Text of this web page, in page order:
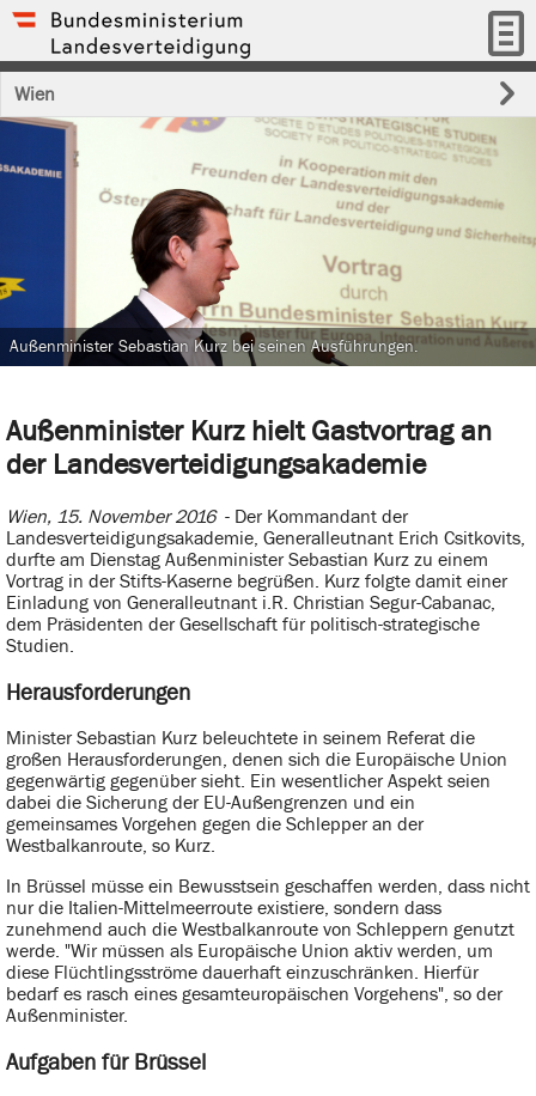
Wien
Außenminister Kurz hielt Gastvortrag an
der Landesverteidigungsakademie
Wien, 15. November 2016 - Der Kommandant der
Landesverteidigungsakademie, Generalleutnant Erich Csitkovits,
durfte am Dienstag Außenminister Sebastian Kurz zu einem
Vortrag in der Stifts-Kaserne begrüßen. Kurz folgte damit einer
Einladung von Generalleutnant i.R. Christian Segur-Cabanac,
dem Präsidenten der Gesellschaft für politisch-strategische
Studien.
Herausforderungen
Minister Sebastian Kurz beleuchtete in seinem Referat die
großen Herausforderungen, denen sich die Europäische Union
gegenwärtig gegenüber sieht. Ein wesentlicher Aspekt seien
dabei die Sicherung der EU-Außengrenzen und ein
gemeinsames Vorgehen gegen die Schlepper an der
Westbalkanroute, so Kurz.
In Brüssel müsse ein Bewusstsein geschaffen werden, dass nicht
nur die Italien-Mittelmeerroute existiere, sondern dass
zunehmend auch die Westbalkanroute von Schleppern genutzt
werde. "Wir müssen als Europäische Union aktiv werden, um
diese Flüchtlingsströme dauerhaft einzuschränken. Hierfür
bedarf es rasch eines gesamteuropäischen Vorgehens", so der
Außenminister.
Aufgaben für Brüssel
Außenminister Sebastian Kurz bei seinen Ausführungen.